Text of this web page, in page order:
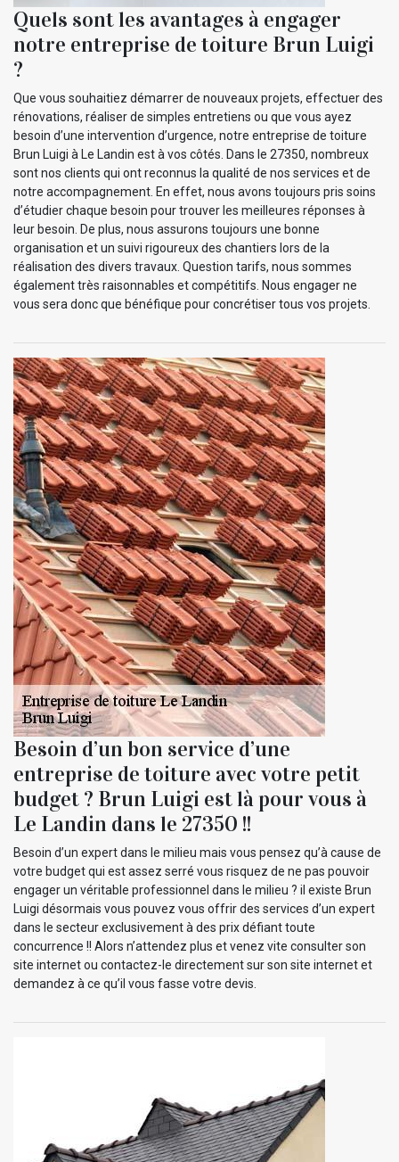
Quels sont les avantages à engager
notre entreprise de toiture Brun Luigi
?
Que vous souhaitiez démarrer de nouveaux projets, effectuer des
rénovations, réaliser de simples entretiens ou que vous ayez
besoin d’une intervention d’urgence, notre entreprise de toiture
Brun Luigi à Le Landin est à vos côtés. Dans le 27350, nombreux
sont nos clients qui ont reconnus la qualité de nos services et de
notre accompagnement. En effet, nous avons toujours pris soins
d’étudier chaque besoin pour trouver les meilleures réponses à
leur besoin. De plus, nous assurons toujours une bonne
organisation et un suivi rigoureux des chantiers lors de la
réalisation des divers travaux. Question tarifs, nous sommes
également très raisonnables et compétitifs. Nous engager ne
vous sera donc que bénéfique pour concrétiser tous vos projets.
Besoin d’un bon service d’une
entreprise de toiture avec votre petit
budget ? Brun Luigi est là pour vous à
Le Landin dans le 27350 !!
Besoin d’un expert dans le milieu mais vous pensez qu’à cause de
votre budget qui est assez serré vous risquez de ne pas pouvoir
engager un véritable professionnel dans le milieu ? il existe Brun
Luigi désormais vous pouvez vous offrir des services d’un expert
dans le secteur exclusivement à des prix défiant toute
concurrence !! Alors n’attendez plus et venez vite consulter son
site internet ou contactez-le directement sur son site internet et
demandez à ce qu’il vous fasse votre devis.